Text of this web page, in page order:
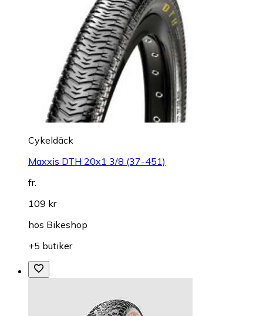
Cykeldäck
Maxxis DTH 20x1 3/8 (37-451)
fr.
109 kr
hos Bikeshop
+5 butiker